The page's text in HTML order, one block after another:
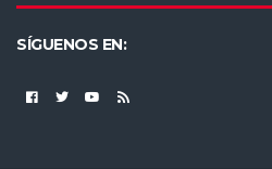
SÍGUENOS EN: